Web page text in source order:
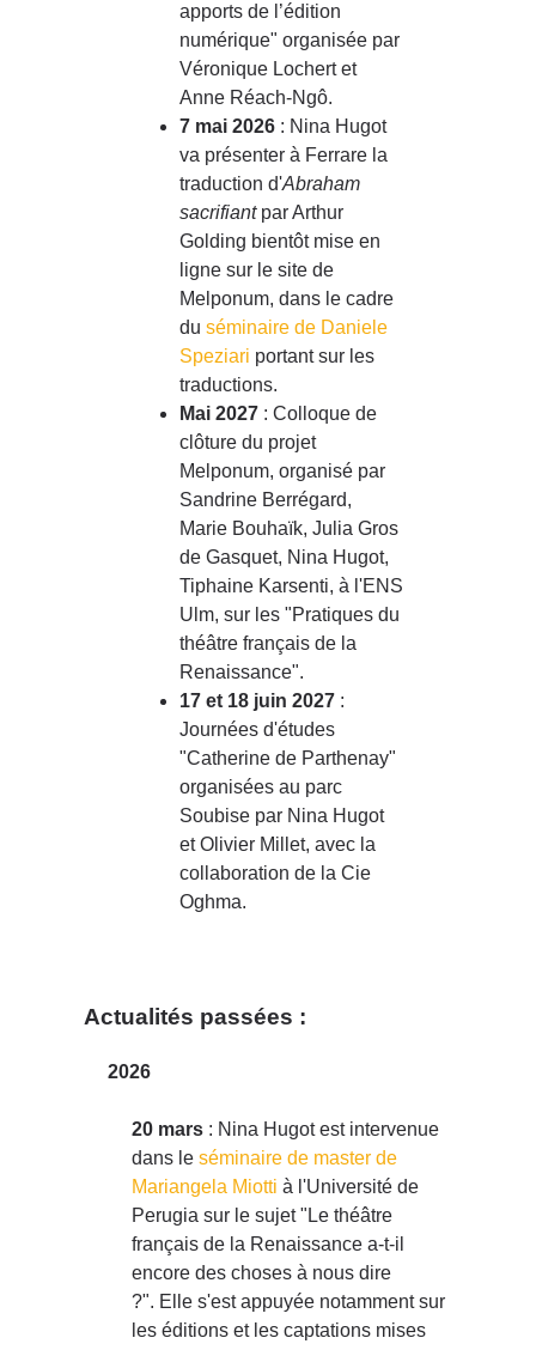
apports de l’édition
numérique" organisée par
Véronique Lochert et
Anne Réach-Ngô.
7 mai 2026 : Nina Hugot
va présenter à Ferrare la
traduction d'Abraham
sacrifiantpar Arthur
Golding bientôt mise en
ligne sur le site de
Melponum, dans le cadre
duséminaire de Daniele
Speziari portant sur les
traductions.
Mai 2027 : Colloque de
clôture du projet
Melponum, organisé par
Sandrine Berrégard,
Marie Bouhaïk, Julia Gros
de Gasquet, Nina Hugot,
Tiphaine Karsenti, à l'ENS
Ulm, sur les "Pratiques du
théâtre français de la
Renaissance".
17 et 18 juin 2027 :
Journées d'études
"Catherine de Parthenay"
organisées au parc
Soubise par Nina Hugot
et Olivier Millet, avec la
collaboration de la Cie
Oghma.
Actualités passées :
2026
20 mars : Nina Hugot est intervenue
dans leséminaire de master de
Mariangela Miotti à l'Université de
Perugia sur le sujet "Le théâtre
français de la Renaissance a-t-il
encore des choses à nous dire
?". Elle s'est appuyée notamment sur
les éditions et les captations mises